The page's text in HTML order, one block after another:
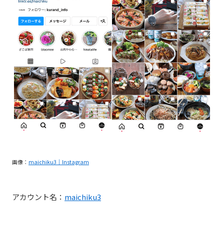
画像： maichiku3｜Instagram
アカウント名： maichiku3